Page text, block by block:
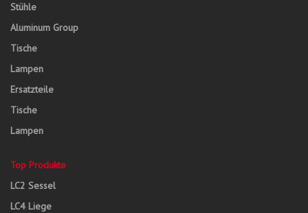
Stühle
Aluminum Group
Tische
Lampen
Ersatzteile
Tische
Lampen
Top Produkte
LC2 Sessel
LC4 Liege